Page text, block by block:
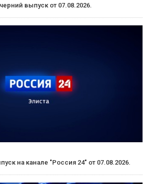
выпуск от 07.08.2026.
на канале "Россия 24" от 07.08.2026.